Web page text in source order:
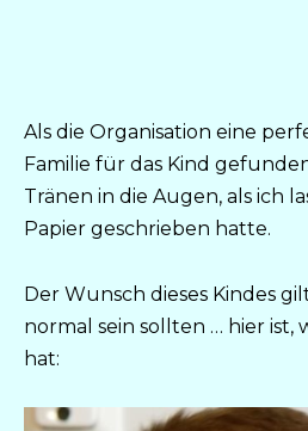
Als die Organisation eine
Familie für das Kind
Tränen in die Augen, als ich
Papier geschrieben hatte.
Der Wunsch dieses Kindes
normal sein sollten … hier ist,
hat: